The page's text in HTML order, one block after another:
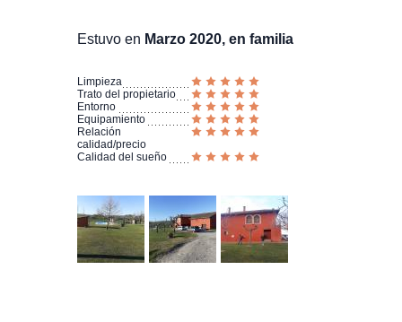
Estuvo en Marzo 2020, en familia
Limpieza
Trato del propietario
Entorno
Equipamiento
Relación
calidad/precio
Calidad del sueño